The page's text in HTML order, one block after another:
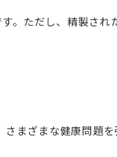
。ただし、精製され
まざまな健康問題